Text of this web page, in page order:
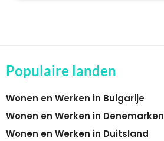
Populaire landen
Wonen en Werken in Bulgarije
Wonen en Werken in Denemarken
Wonen en Werken in Duitsland